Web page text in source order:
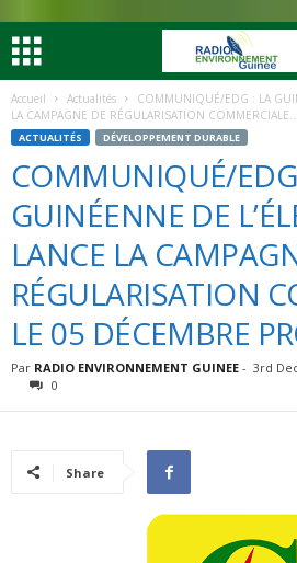
Accueil Actualités
COMMUNIQUÉ/EDG : LA
LA CAMPAGNE DE RÉGULARISATION COMMERCIALE...
ACTUALITÉS DÉVELOPPEMENT DURABLE
COMMUNIQUÉ/
GUINÉENNE DE
LANCE LA
RÉGULARISATION
LE 05 DÉCEMBRE
Par RADIO ENVIRONNEMENT GUINEE - 3rd
0
Share